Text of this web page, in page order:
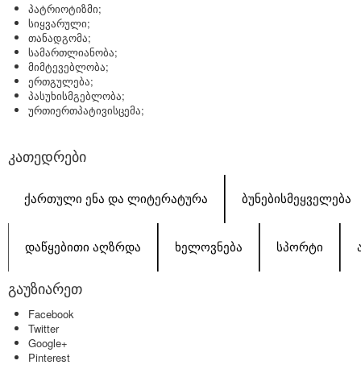
პატრიოტიზმი;
სიყვარული;
თანადგომა;
სამართლიანობა;
მიმტევებლობა;
ერთგულება;
პასუხისმგებლობა;
ურთიერთპატივისცემა;
კათედრები
ᲥᲐᲠᲗᲣᲚᲘ ᲔᲜᲐ ᲓᲐ ᲚᲘᲢᲔᲠᲐᲢᲣᲠᲐ ᲑᲣᲜᲔᲑᲘᲡᲛᲔᲧᲕᲔᲚᲔᲑᲐ
ᲓᲐᲬᲧᲔᲑᲘᲗᲘ ᲐᲦᲖᲠᲓᲐ ᲮᲔᲚᲝᲕᲜᲔᲑᲐ ᲡᲞᲝᲠᲢᲘ
გაუზიარეთ
Facebook
Twitter
Google+
Pinterest